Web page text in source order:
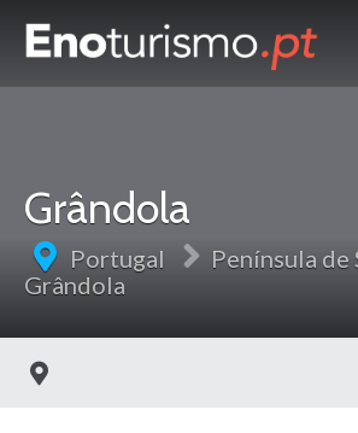
Grândola
Portugal
Península de
Grândola